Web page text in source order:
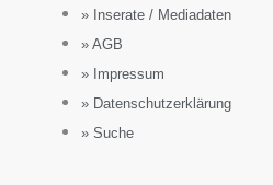
» Inserate / Mediadaten
» AGB
» Impressum
» Datenschutzerklärung
» Suche